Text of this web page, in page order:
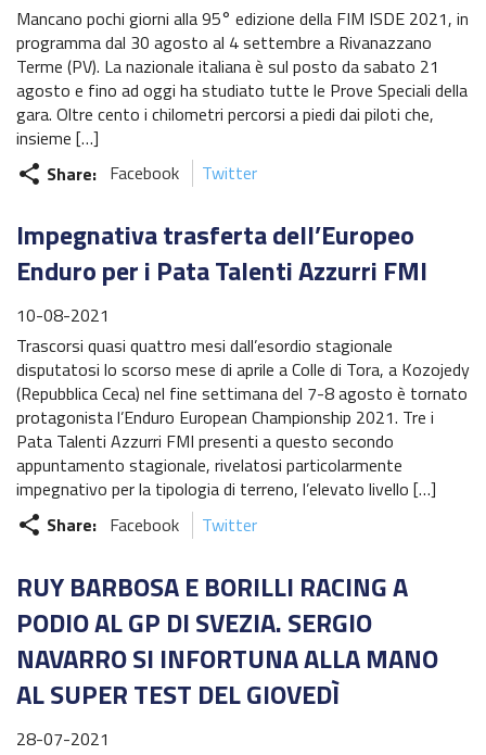
Mancano pochi giorni alla 95° edizione della FIM ISDE 2021, in
programma dal 30 agosto al 4 settembre a Rivanazzano
Terme (PV). La nazionale italiana è sul posto da sabato 21
agosto e fino ad oggi ha studiato tutte le Prove Speciali della
gara. Oltre cento i chilometri percorsi a piedi dai piloti che,
insieme […]
share Share: Facebook Twitter
Impegnativa trasferta dell’Europeo
Enduro per i Pata Talenti Azzurri FMI
10-08-2021
Trascorsi quasi quattro mesi dall’esordio stagionale
disputatosi lo scorso mese di aprile a Colle di Tora, a Kozojedy
(Repubblica Ceca) nel fine settimana del 7-8 agosto è tornato
protagonista l’Enduro European Championship 2021. Tre i
Pata Talenti Azzurri FMI presenti a questo secondo
appuntamento stagionale, rivelatosi particolarmente
impegnativo per la tipologia di terreno, l’elevato livello […]
share Share: Facebook Twitter
RUY BARBOSA E BORILLI RACING A
PODIO AL GP DI SVEZIA. SERGIO
NAVARRO SI INFORTUNA ALLA MANO
AL SUPER TEST DEL GIOVEDÌ
28-07-2021